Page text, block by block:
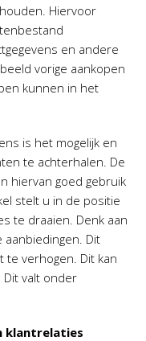
Hiervoor
en andere
vorige aankopen
kunnen in het
is het mogelijk en
te achterhalen. De
hiervan goed gebruik
stelt u in de positie
te draaien. Denk aan
Dit
te verhogen. Dit kan
valt onder
klantrelaties